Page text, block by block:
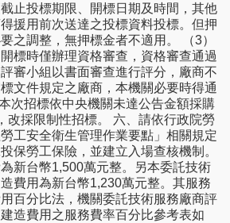
止投標期限、開標日期及時間，其他
援用前次送達之投標資料投標。但押
之調整，無押標金者不適用。 （3）
標時僅辦理資格審查，資格審查通過
審小組以書面審查進行評分，廠商不
文件規定之廠商，本機關必要時得通
次招標依中央機關未達公告金額採購
改採限制性招標。 六、請依行政院勞
工安全衛生管理作業要點」相關規定
保勞工保險，並建立入場查核機制。
新台幣1,500萬元整。另本委託技術
費用為新台幣1,230萬元整。其服務
百分比法，機關委託技術服務廠商評
造費用之服務費率百分比參考表如